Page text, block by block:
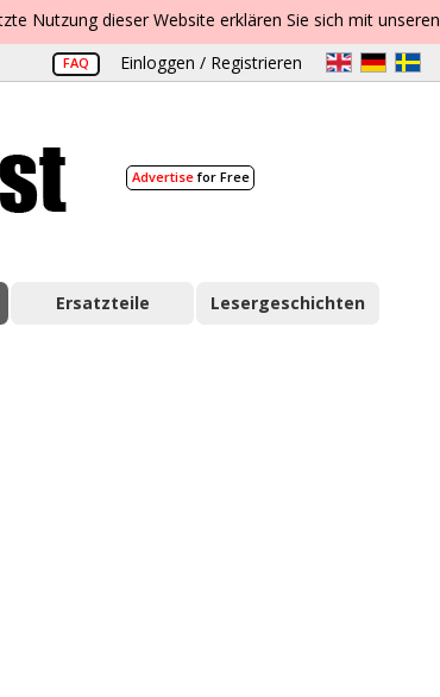
Nutzung dieser Website erklären Sie sich mit unseren
FAQ Einloggen / Registrieren
Advertisefor Free
Ersatzteile Lesergeschichten